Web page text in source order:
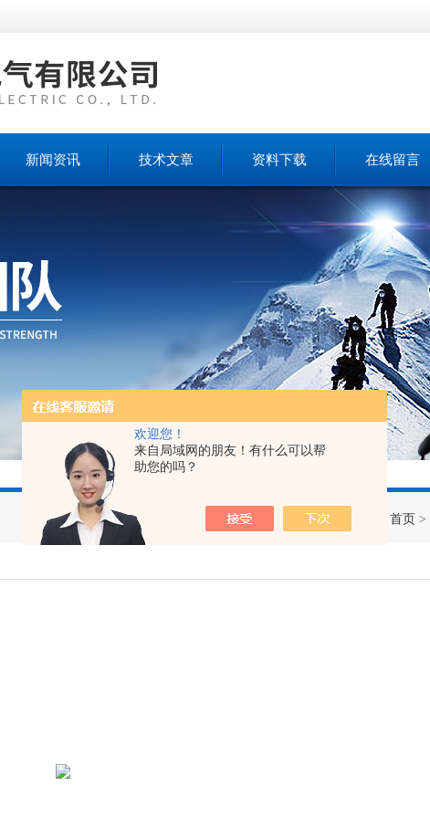
欢迎您！
来自局域网的朋友！有什么可以帮
助您的吗？
新闻资讯 技术文章 资料下载 在线留言
您当前的位置： 首页 >